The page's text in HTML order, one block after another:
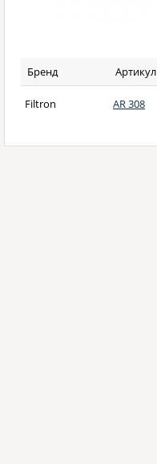
Бренд Артикул
Filtron AR 308